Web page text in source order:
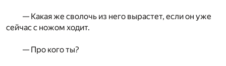
— Какая же сволочь из него вырастет, если он уже
сейчас с ножом ходит.
— Про кого ты?